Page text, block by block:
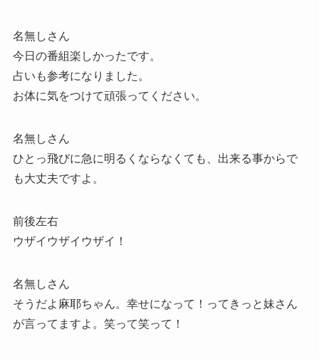
名無しさん
今日の番組楽しかったです。
占いも参考になりました。
お体に気をつけて頑張ってください。
名無しさん
ひとっ飛びに急に明るくならなくても、出来る事からで
も大丈夫ですよ。
前後左右
ウザイウザイウザイ！
名無しさん
そうだよ麻耶ちゃん。幸せになって！ってきっと妹さん
が言ってますよ。笑って笑って！